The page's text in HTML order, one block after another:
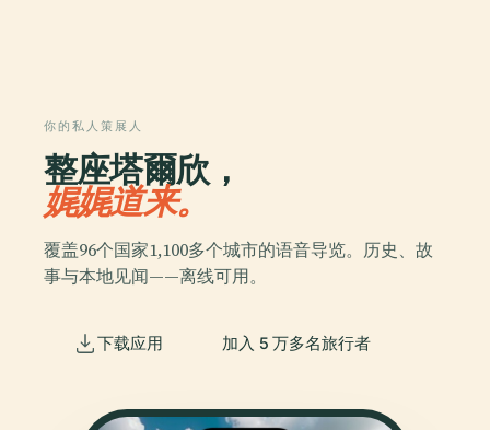
你的私人策展人
整座塔爾欣，
娓娓道来。
覆盖96个国家1,100多个城市的语音导览。历史、故
事与本地见闻——离线可用。
下载应用 加入 5 万多名旅行者